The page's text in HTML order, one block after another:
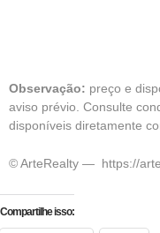
Observação: preço e
aviso prévio. Consulte
disponíveis diretamente
© ArteRealty — https://
Compartilhe isso: